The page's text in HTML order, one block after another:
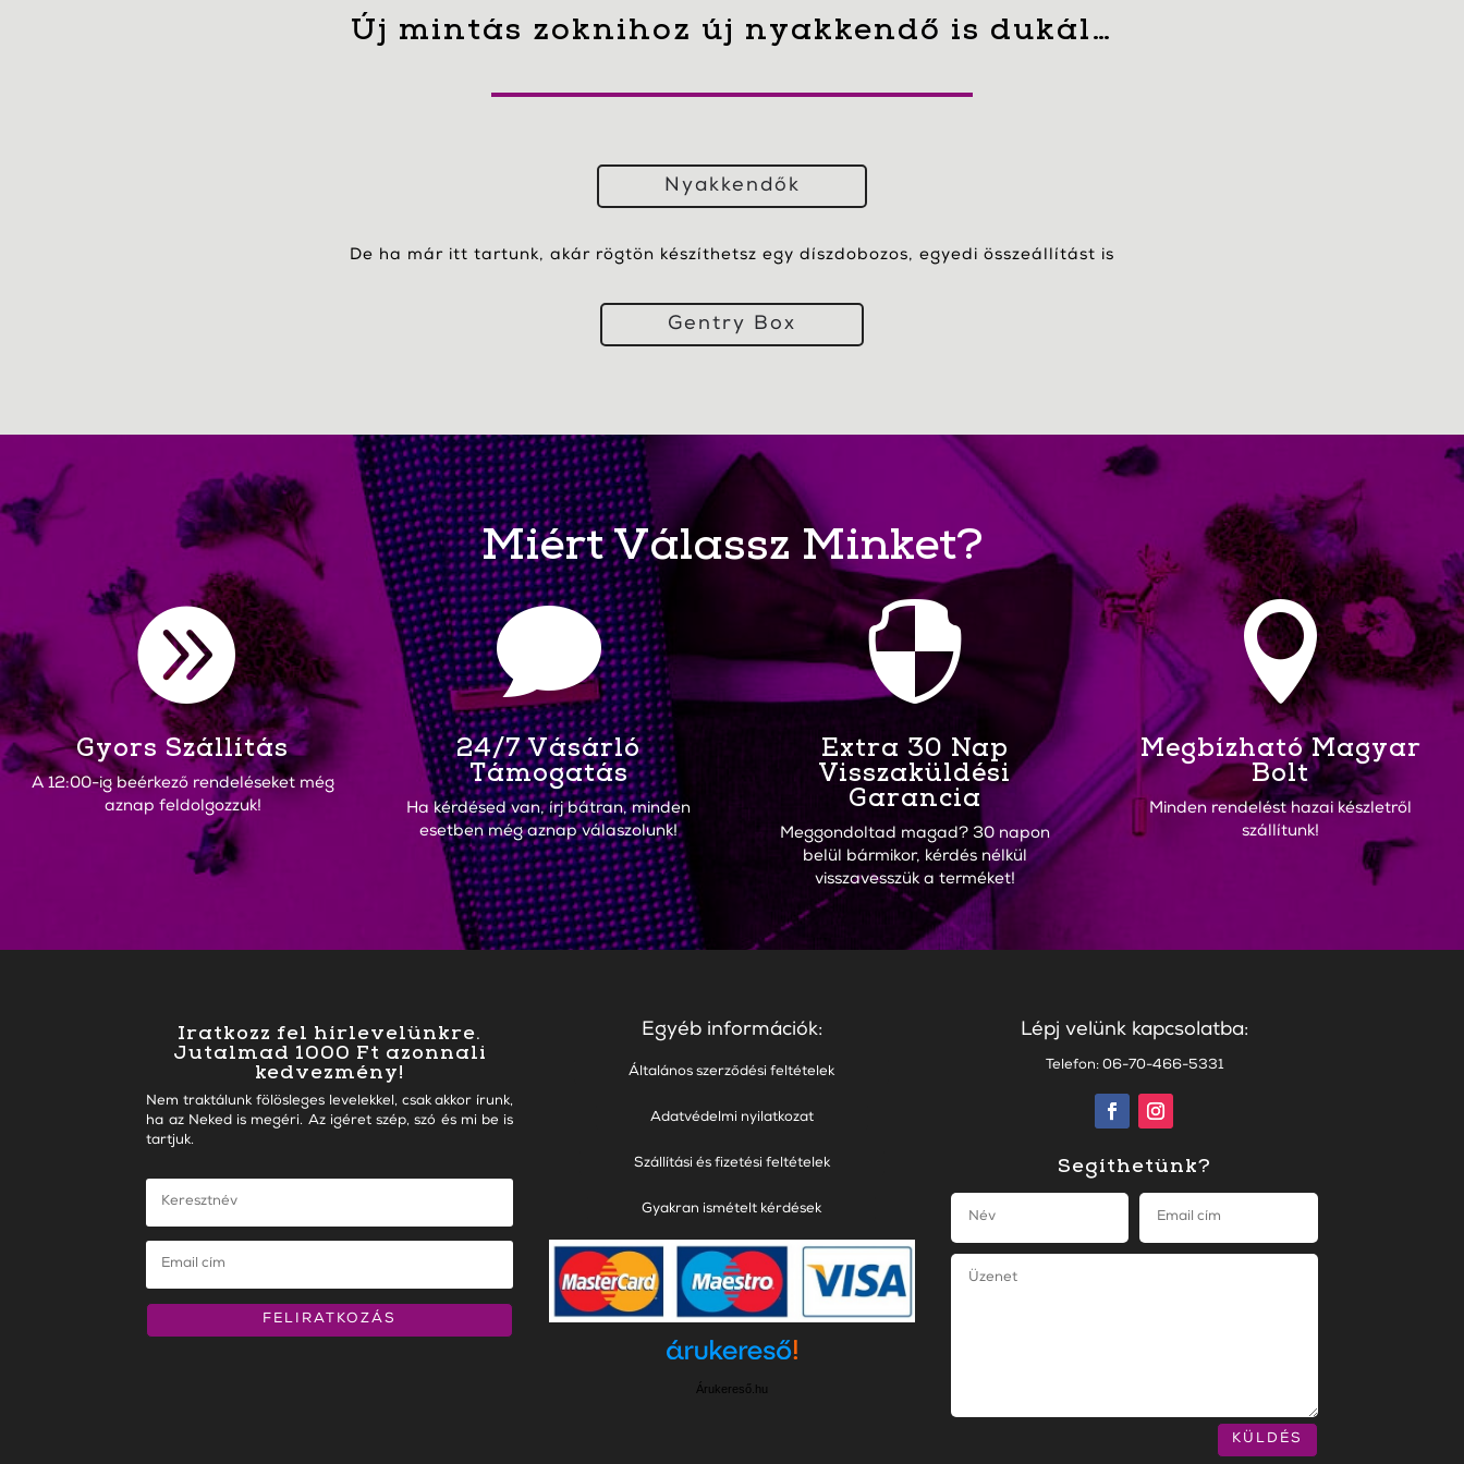
Új mintás zoknihoz új nyakkendő is dukál…
Nyakkendők
De ha már itt tartunk, akár rögtön készíthetsz egy díszdobozos, egyedi összeállítást is
Gentry Box
Miért Válassz Minket?

Gyors Szállítás
A 12:00-ig beérkező rendeléseket még
aznap feldolgozzuk!

24/7 Vásárló
Támogatás
Ha kérdésed van, írj bátran, minden
esetben még aznap válaszolunk!

Extra 30 Nap
Visszaküldési
Garancia
Meggondoltad magad? 30 napon
belül bármikor, kérdés nélkül
visszavesszük a terméket!

Megbízható Magyar
Bolt
Minden rendelést hazai készletről
szállítunk!
Iratkozz fel hírlevelünkre.
Jutalmad 1000 Ft azonnali
kedvezmény!
Nem traktálunk fölösleges levelekkel, csak akkor írunk,
ha az Neked is megéri. Az igéret szép, szó és mi be is
tartjuk.
FELIRATKOZÁS
Egyéb információk:
Általános szerződési feltételek
Adatvédelmi nyilatkozat
Szállítási és fizetési feltételek
Gyakran ismételt kérdések
Árukereső.hu
Lépj velünk kapcsolatba:
Telefon: 06-70-466-5331
Segíthetünk?
KÜLDÉS